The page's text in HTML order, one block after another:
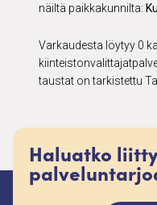
näiltä paikkakunnilta:
Varkaudesta löytyy 0
taustat on tarkistettu
Haluatko